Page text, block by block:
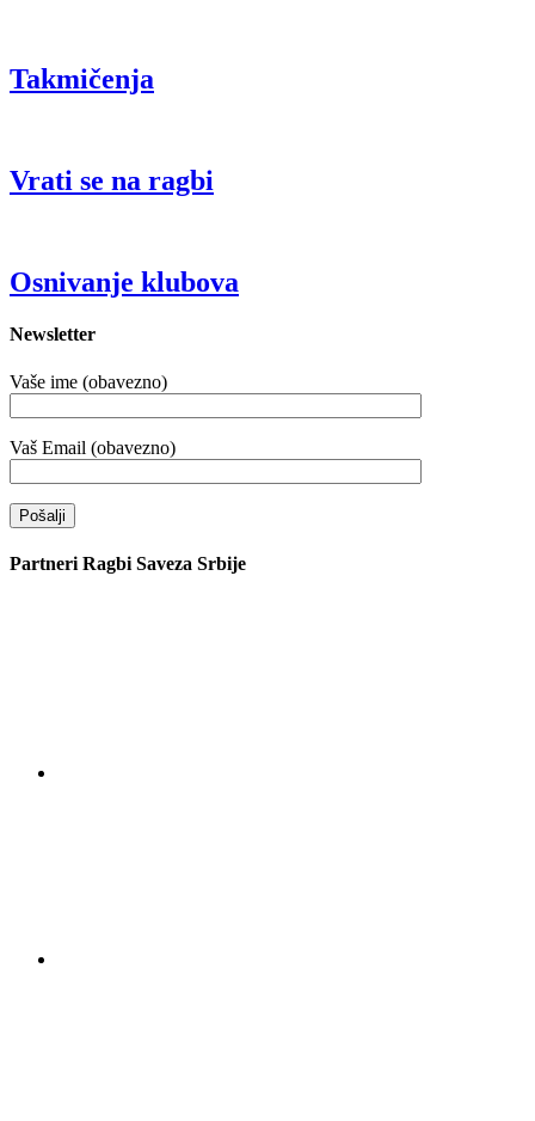
Takmičenja
Vrati se na ragbi
Osnivanje klubova
Newsletter
Vaše ime (obavezno)
Vaš Email (obavezno)
Partneri Ragbi Saveza Srbije